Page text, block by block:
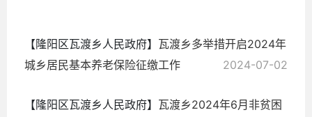
【隆阳区瓦渡乡人民政府】 瓦渡乡多举措开启2024年
城乡居民基本养老保险征缴工作
2024-07-02
【隆阳区瓦渡乡人民政府】 瓦渡乡2024年6月非贫困